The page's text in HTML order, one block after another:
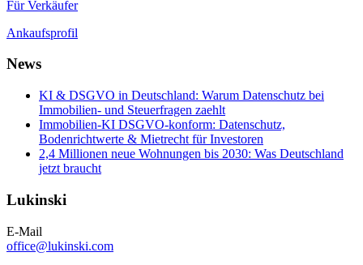
Für Verkäufer
Ankaufsprofil
News
KI & DSGVO in Deutschland: Warum Datenschutz bei
Immobilien- und Steuerfragen zaehlt
Immobilien-KI DSGVO-konform: Datenschutz,
Bodenrichtwerte & Mietrecht für Investoren
2,4 Millionen neue Wohnungen bis 2030: Was Deutschland
jetzt braucht
Lukinski
E-Mail
office@lukinski.com